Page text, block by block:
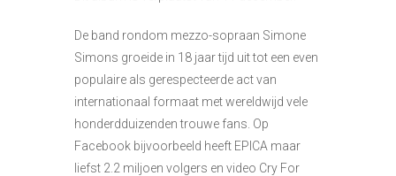
De band rondom mezzo-sopraan Simone
Simons groeide in 18 jaar tijd uit tot een even
populaire als gerespecteerde act van
internationaal formaat met wereldwijd vele
honderdduizenden trouwe fans. Op
Facebook bijvoorbeeld heeft EPICA maar
liefst 2.2 miljoen volgers en video Cry For